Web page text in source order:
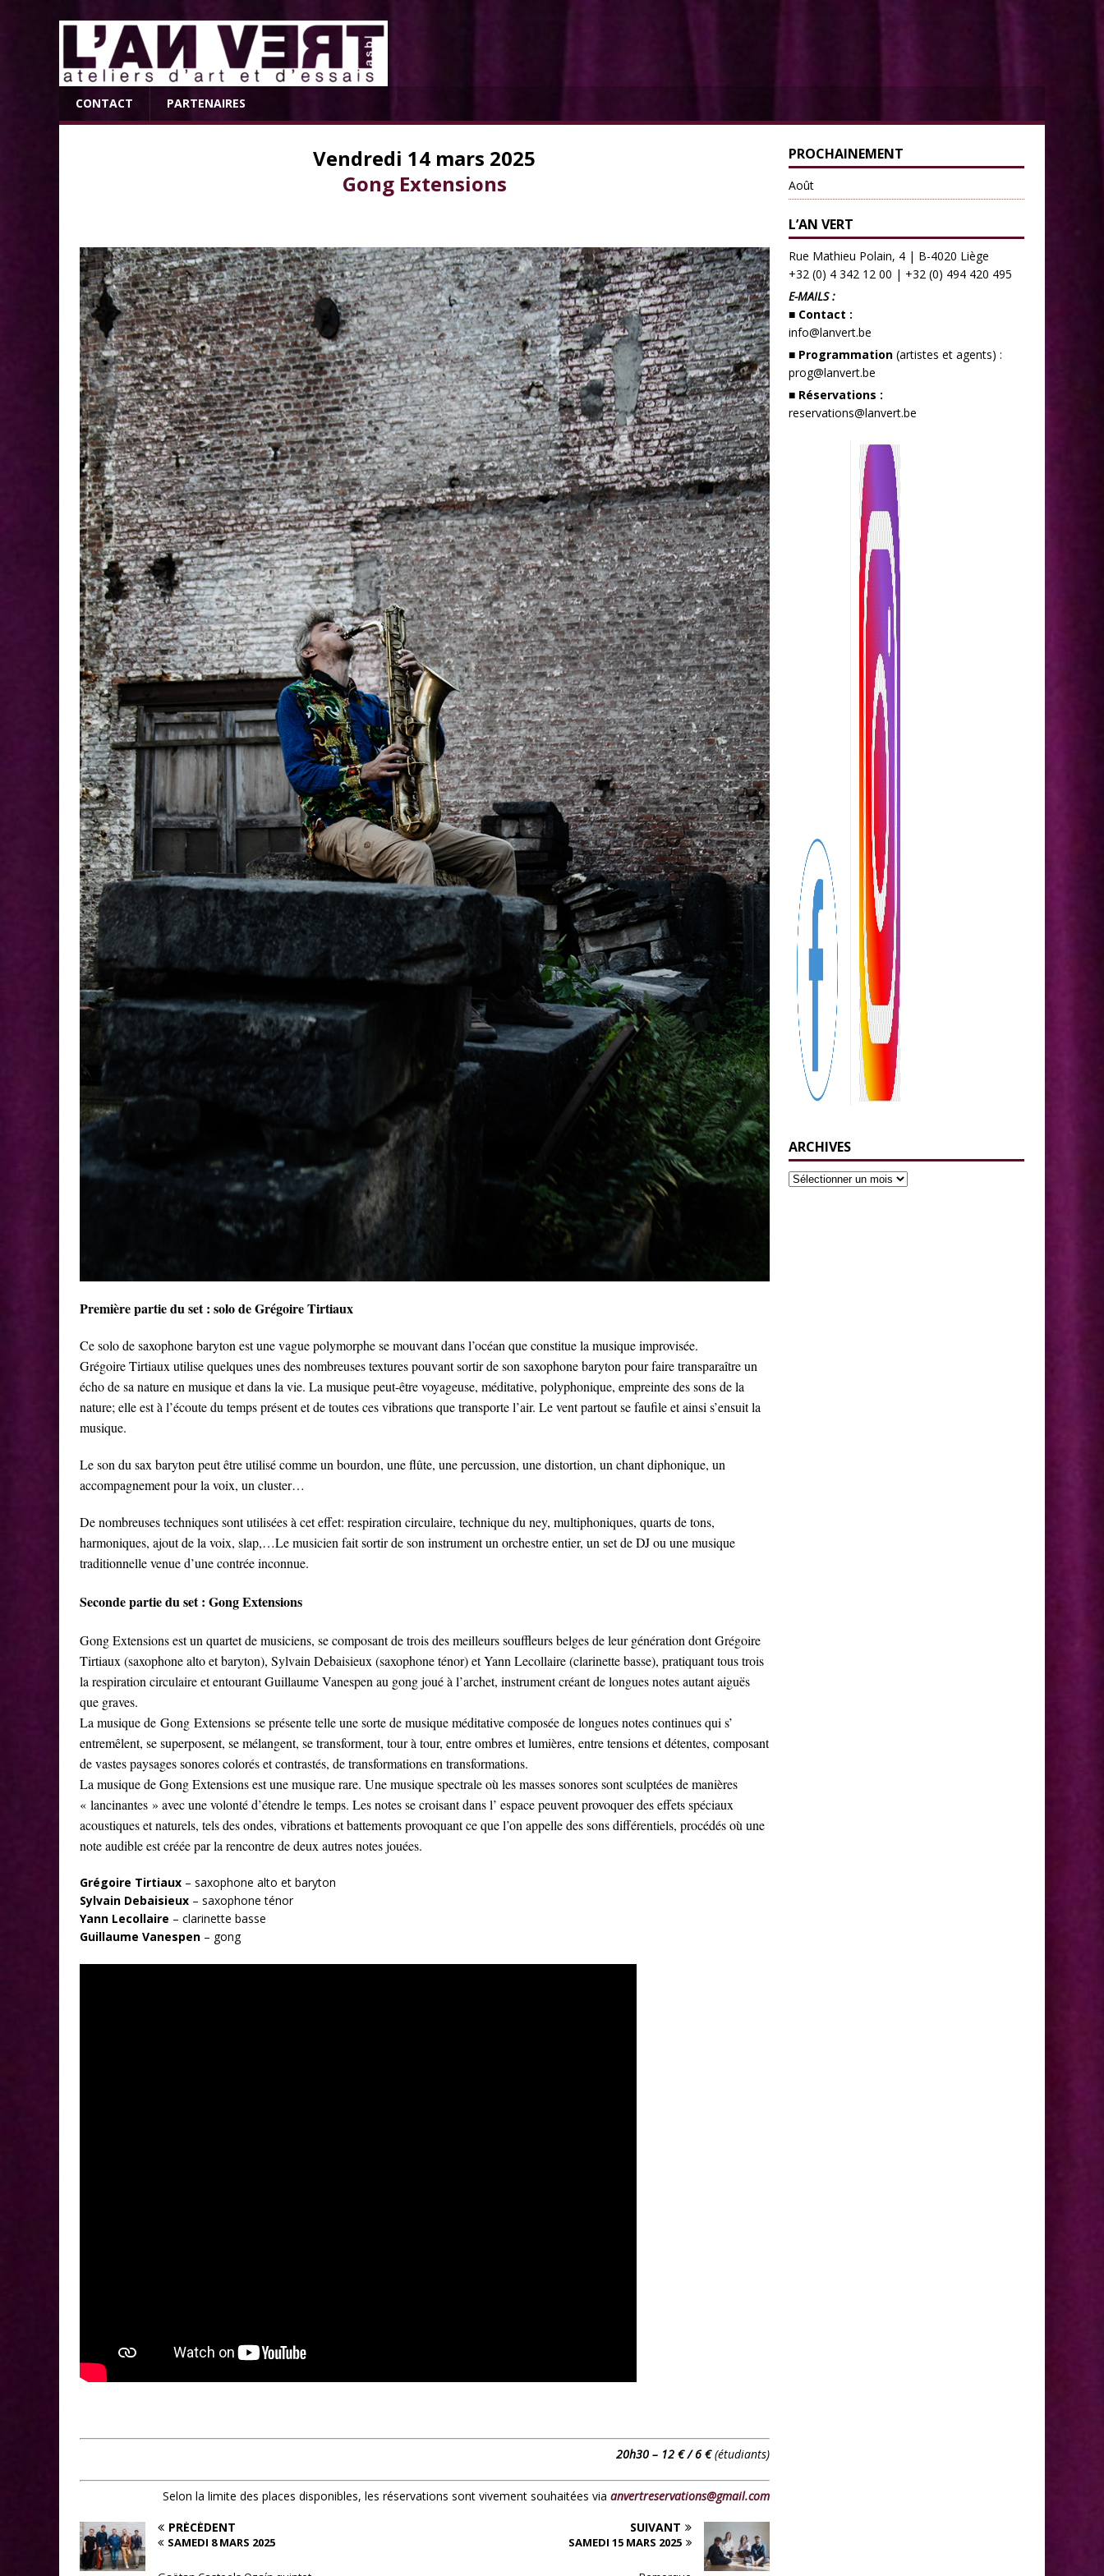
CONTACT PARTENAIRES
Vendredi 14 mars 2025
Gong Extensions
Première partie du set : solo de Grégoire Tirtiaux
Ce solo de saxophone baryton est une vague polymorphe se mouvant dans l’océan que constitue la musique improvisée.
Grégoire Tirtiaux utilise quelques unes des nombreuses textures pouvant sortir de son saxophone baryton pour faire transparaître un
écho de sa nature en musique et dans la vie. La musique peut-être voyageuse, méditative, polyphonique, empreinte des sons de la
nature; elle est à l’écoute du temps présent et de toutes ces vibrations que transporte l’air. Le vent partout se faufile et ainsi s’ensuit la
musique.
Le son du sax baryton peut être utilisé comme un bourdon, une flûte, une percussion, une distortion, un chant diphonique, un
accompagnement pour la voix, un cluster…
De nombreuses techniques sont utilisées à cet effet: respiration circulaire, technique du ney, multiphoniques, quarts de tons,
harmoniques, ajout de la voix, slap,…Le musicien fait sortir de son instrument un orchestre entier, un set de DJ ou une musique
traditionnelle venue d’une contrée inconnue.
Seconde partie du set : Gong Extensions
Gong Extensions est un quartet de musiciens, se composant de trois des meilleurs souffleurs belges de leur génération dont Grégoire
Tirtiaux (saxophone alto et baryton), Sylvain Debaisieux (saxophone ténor) et Yann Lecollaire (clarinette basse), pratiquant tous trois
la respiration circulaire et entourant Guillaume Vanespen au gong joué à l’archet, instrument créant de longues notes autant aiguës
que graves.
La musique de Gong Extensions se présente telle une sorte de musique méditative composée de longues notes continues qui s’
entremêlent, se superposent, se mélangent, se transforment, tour à tour, entre ombres et lumières, entre tensions et détentes, composant
de vastes paysages sonores colorés et contrastés, de transformations en transformations.
La musique de Gong Extensions est une musique rare. Une musique spectrale où les masses sonores sont sculptées de manières
« lancinantes » avec une volonté d’étendre le temps. Les notes se croisant dans l’ espace peuvent provoquer des effets spéciaux
acoustiques et naturels, tels des ondes, vibrations et battements provoquant ce que l’on appelle des sons différentiels, procédés où une
note audible est créée par la rencontre de deux autres notes jouées.
Grégoire Tirtiaux – saxophone alto et baryton
Sylvain Debaisieux – saxophone ténor
Yann Lecollaire – clarinette basse
Guillaume Vanespen – gong
20h30 – 12 € / 6 €(étudiants)
Selon la limite des places disponibles, les réservations sont vivement souhaitées via anvertreservations@gmail.com
PRÉCÉDENT
SAMEDI 8 MARS 2025
SUIVANT
SAMEDI 15 MARS 2025
PROCHAINEMENT
Août
L’AN VERT
Rue Mathieu Polain, 4 | B-4020 Liège
+32 (0) 4 342 12 00 | +32 (0) 494 420 495
E-MAILS :
■ Contact :
info@lanvert.be
■ Programmation(artistes et agents) :
prog@lanvert.be
■ Réservations :
reservations@lanvert.be
ARCHIVES